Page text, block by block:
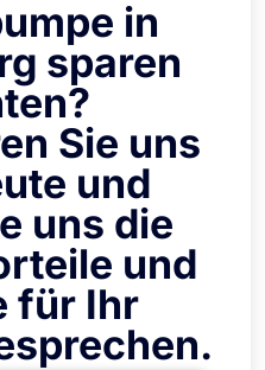
in
sparen
Sie uns
und
uns die
und
für Ihr